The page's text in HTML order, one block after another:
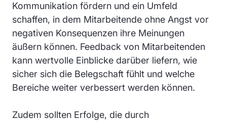
Kommunikation fördern und ein Umfeld
schaffen, in dem Mitarbeitende ohne Angst vor
negativen Konsequenzen ihre Meinungen
äußern können. Feedback von Mitarbeitenden
kann wertvolle Einblicke darüber liefern, wie
sicher sich die Belegschaft fühlt und welche
Bereiche weiter verbessert werden können.
Zudem sollten Erfolge, die durch